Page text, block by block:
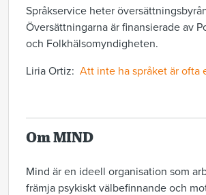
Språkservice heter
Översättningarna är finansierade av
och Folkhälsomyndigheten.
Liria Ortiz: Att inte ha språket är ofta
Om MIND
Mind är en ideell organisation som
främja psykiskt välbefinnande och